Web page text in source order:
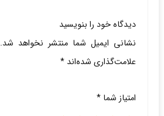
دیدگاه خود را بنویسید
نشانی ایمیل شما منتشر نخواهد شد.
علامت‌گذاری شده‌اند *
امتیاز شما *